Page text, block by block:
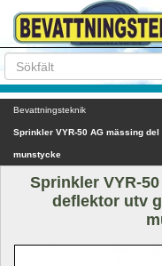
Bevattningsteknik
Sprinkler VYR-50 AG mässing
munstycke
Sprinkler VYR-
deflektor utv